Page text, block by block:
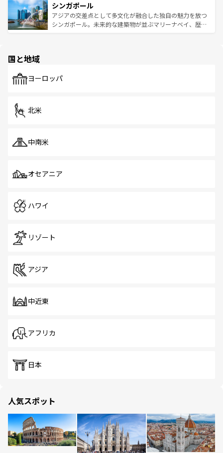
参照してほしい。
激する。気候は一年中温暖で、どの季節にも異なる楽しみ
が待っている。親しみやすいタイの人々、仏教を中心とし
た文化、そして多様な観光資源が、訪れる旅人を魅了し続
み、どこを訪れても感動するはず。観光スポットが密集し
ており、効率よく見どころを回れるのも魅力。息をのむよ
うな絶景から文化的な体験まで、香港を存分に楽しみ尽く
シンガポール
アジアの交差点として多文化が融合した独自の魅力を放つ
シンガポール。未来的な建築物が並ぶマリーナベイ、歴史
で、ホーカーズは地元の風情を楽しめる外せないスポット
国と地域
ヨーロッパ
北米
中南米
オセアニア
ハワイ
リゾート
アジア
中近東
アフリカ
日本
人気スポット